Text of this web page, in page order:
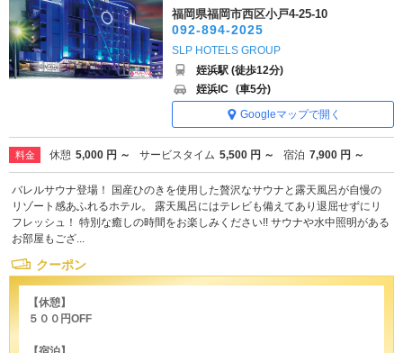
福岡県福岡市西区小戸4-25-10
092-894-2025
SLP HOTELS GROUP
姪浜駅 (徒歩12分)
姪浜IC (車5分)
Googleマップで開く
料金 休憩 5,000 円 ～ サービスタイム 5,500 円 ～ 宿泊 7,900 円 ～
バレルサウナ登場！ 国産ひのきを使用した贅沢なサウナと露天風呂が自慢の
リゾート感あふれるホテル。 露天風呂にはテレビも備えてあり退屈せずにリ
フレッシュ！ 特別な癒しの時間をお楽しみください!! サウナや水中照明がある
お部屋もござ...
クーポン
【休憩】
５００円OFF